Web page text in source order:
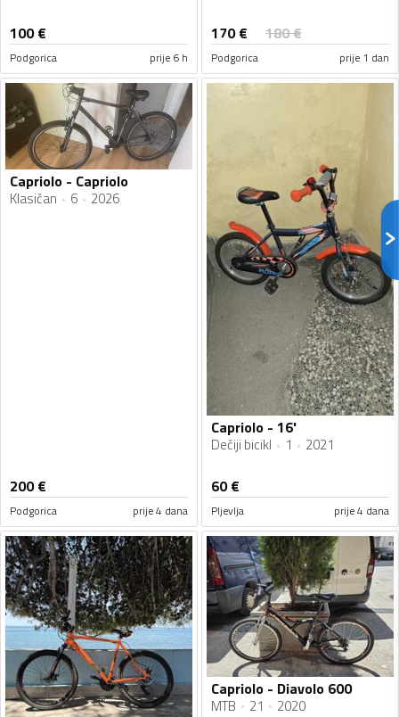
100€
Podgorica prije 6 h
170€ 180€
Podgorica prije 1 dan
Capriolo - Capriolo
Klasičan 6 2026
200€
Podgorica prije 4 dana
Capriolo - 16'
Dečiji bicikl 1 2021
60€
Pljevlja prije 4 dana
Capriolo - Diavolo 600
MTB 21 2020